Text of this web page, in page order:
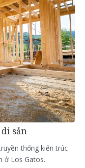
sản
thống kiến trúc
ở Los Gatos.